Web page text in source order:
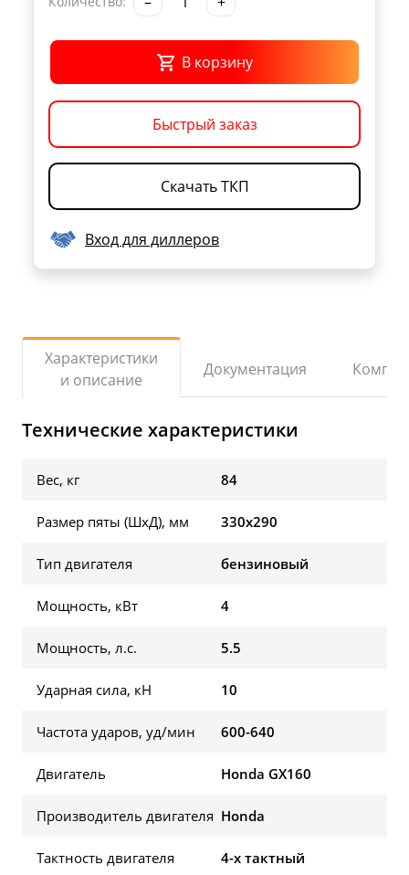
В корзину
Быстрый заказ
Скачать ТКП
Вход для диллеров
Характеристики
и описание
Документация
Технические характеристики
Вес, кг 84
Размер пяты (ШхД), мм 330х290
Тип двигателя бензиновый
Мощность, кВт 4
Мощность, л.с. 5.5
Ударная сила, кН 10
Частота ударов, уд/мин 600-640
Двигатель Honda GX160
Производитель двигателя Honda
Тактность двигателя 4-х тактный